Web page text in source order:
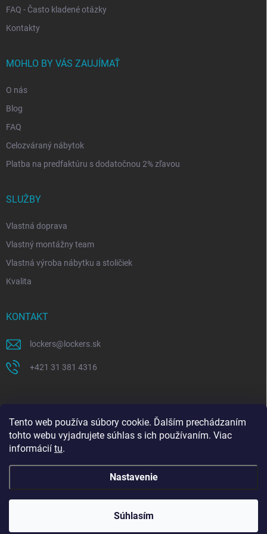
Tento web používa súbory cookie. Ďalším prechádzaním
tohto webu vyjadrujete súhlas s ich používaním. Viac
informácií tu.
Nastavenie
Súhlasím
Celozávodná dovolenka 27. 7. – 9. 8. 2026. Objednávky
prijaté v tomto období začneme spracovávať od 10. 8.
FAQ - Často kladené otázky
Kontakty
MOHLO BY VÁS ZAUJÍMAŤ
O nás
Blog
FAQ
Celozváraný nábytok
Platba na predfaktúru s dodatočnou 2% zľavou
SLUŽBY
Vlastná doprava
Vlastný montážny team
Vlastná výroba nábytku a stoličiek
Kvalita
KONTAKT
lockers@ lockers.sk
+421 31 381 4316
Copyright 2026Lockers.sk. Všetky práva vyhradené.Upraviť nastavenie
cookies